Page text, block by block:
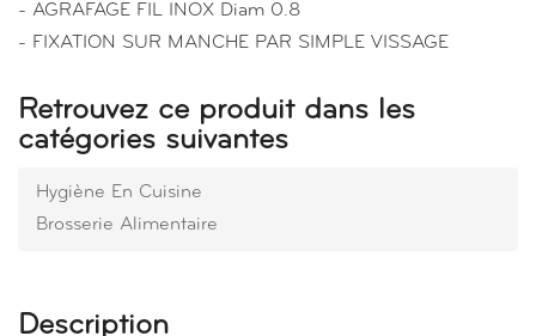
- AGRAFAGE FIL INOX Diam 0.8
- FIXATION SUR MANCHE PAR SIMPLE VISSAGE
Retrouvez ce produit dans les
catégories suivantes
Hygiène En Cuisine
Brosserie Alimentaire
Description